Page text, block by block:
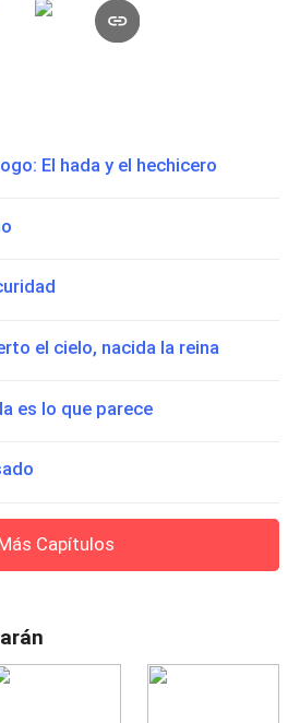
El hada y el hechicero
el cielo, nacida la reina
es lo que parece
Capítulos